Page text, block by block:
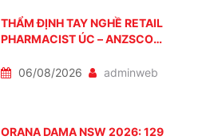
THẨM ĐỊNH TAY NGHỀ RETAIL
PHARMACIST ÚC – ANZSCO
06/08/2026
adminweb
ORANA DAMA NSW 2026: 129